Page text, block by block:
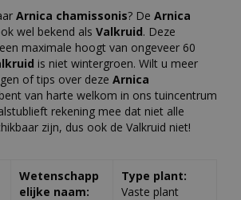
Arnica chamissonis? De Arnica
wel bekend als Valkruid. Deze
maximale hoogt van ongeveer 60
is niet wintergroen. Wilt u meer
of tips over deze Arnica
van harte welkom in ons tuincentrum
rekening mee dat niet alle
zijn, dus ook de Valkruid niet!
Wetenschapp
elijke naam:
Type plant:
Vaste plant